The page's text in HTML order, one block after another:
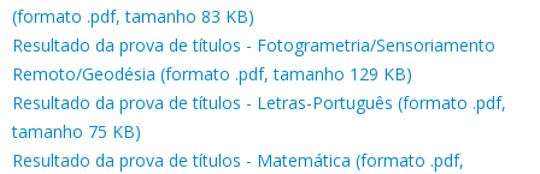
(formato .pdf, tamanho 83 KB)
Resultado da prova de títulos - Fotogrametria/Sensoriamento
Remoto/Geodésia (formato .pdf, tamanho 129 KB)
Resultado da prova de títulos - Letras-Português (formato .pdf,
tamanho 75 KB)
Resultado da prova de títulos - Matemática (formato .pdf,